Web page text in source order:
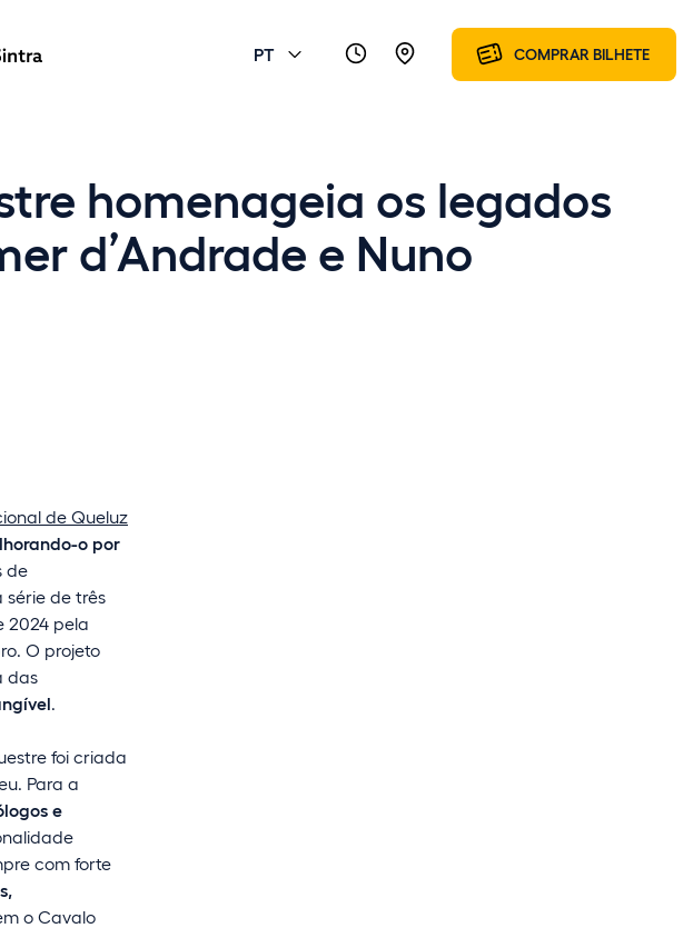
PT COMPRAR BILHETE
homenageia os legados
d’Andrade e Nuno
de Queluz
o por
de
série de três
2024 pela
O projeto
das
.
foi criada
Para a
e
com forte
o Cavalo